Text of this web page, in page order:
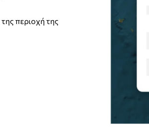
περιοχή της